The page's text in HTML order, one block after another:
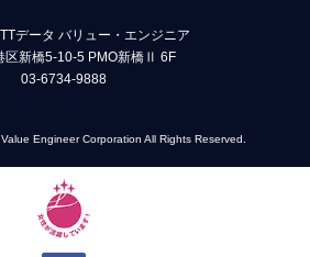
データ バリュー・エンジニア
区新橋5-10-5 PMO新橋Ⅱ 6F
03-6734-9888
Value Engineer Corporation All Rights Reserved.